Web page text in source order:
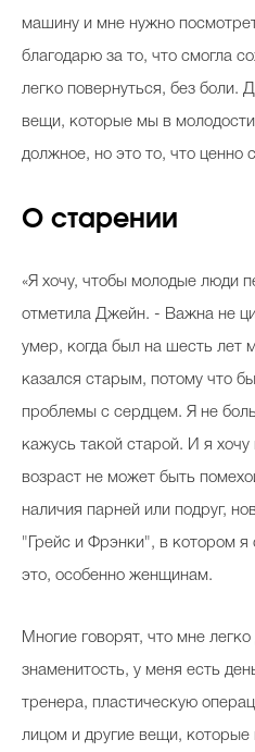
машину и мне нужно
благодарю за то, что смогла
легко повернуться, без боли.
вещи, которые мы в
должное, но это то, что ценно
О старении
«Я хочу, чтобы молодые люди
отметила Джейн. - Важна не
умер, когда был на шесть лет
казался старым, потому что
проблемы с сердцем. Я не
кажусь такой старой. И я
возраст не может быть
наличия парней или подруг,
"Грейс и Фрэнки", в котором
это, особенно женщинам.
Многие говорят, что мне
знаменитость, у меня есть
тренера, пластическую
лицом и другие вещи, которые